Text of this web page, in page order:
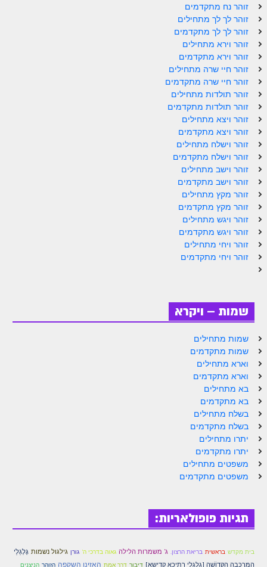
ספר הזוהר תולדות מתחילים
ספר הזוהר תולדות מתקדמים
ספר הזוהר ויצא מתחילים
ספר הזוהר ויצא מתקדמים
ספר הזוהר וישלח מתחילים
הזוהר הקדוש וישלח מתקדמים
הזוהר הקדוש וישב מתחילים
הזוהר הקדוש וישב מתקדמים
הזוהר הקדוש מקץ מתחילים
הזוהר הקדוש מקץ מתקדמים
הזוהר הקדוש ויגש מתחילים
הזוהר הקדוש ויגש מתקדמים
ספר הזוהר – שמות
הזוהר הקדוש שמות מתחילים
הזוהר הקדוש שמות מתקדמים
הזוהר הקדוש וארא מתחילים
הזוהר הקדוש וארא מתקדמים
הזוהר הקדוש בא מתחילים
הזוהר הקדוש בא מתקדמים
הזוהר הקדוש בשלח מתחילים
הזוהר הקדוש יתרו מתחילים
משפטים מתחילים
זוהר נח מתקדמים
זוהר לך לך מתחילים
זוהר לך לך מתקדמים
זוהר וירא מתחילים
זוהר וירא מתקדמים
זוהר חיי שרה מתחילים
זוהר חיי שרה מתקדמים
זוהר תולדות מתחילים
זוהר תולדות מתקדמים
זוהר ויצא מתחילים
זוהר ויצא מתקדמים
זוהר וישלח מתחילים
זוהר וישלח מתקדמים
זוהר וישב מתחילים
זוהר וישב מתקדמים
זוהר מקץ מתחילים
זוהר מקץ מתקדמים
זוהר ויגש מתחילים
זוהר ויגש מתקדמים
זוהר ויחי מתחילים
זוהר ויחי מתקדמים
שמות – ויקרא
שמות מתחילים
שמות מתקדמים
וארא מתחילים
וארא מתקדמים
בא מתחילים
בא מתקדמים
בשלח מתחילים
בשלח מתקדמים
יתרו מתחילים
יתרו מתקדמים
משפטים מתחילים
משפטים מתקדמים
תגיות פופולאריות:
בית מקדש בראשית בריאת הרצון. ג' משמרות הלילה גאוה בדרכי ה' גורן גילגול נשמות גָלְגַלֵי
הַמֶּרְכָּבָה הַקְּדוֹשָׁה [גלגלי רתיכא קדישא] דיבור דרך אמת האזינו השקפה הזוהר הניצנים